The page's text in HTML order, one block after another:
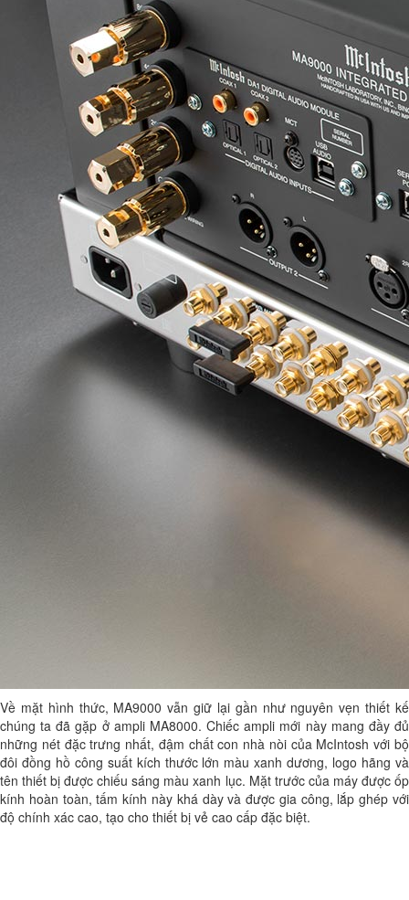
Về mặt hình thức, MA9000 vẫn giữ lại gần như nguyên vẹn thiết kế
chúng ta đã gặp ở ampli MA8000. Chiếc ampli mới này mang đầy đủ
những nét đặc trưng nhất, đậm chất con nhà nòi của McIntosh với bộ
đôi đồng hồ công suất kích thước lớn màu xanh dương, logo hãng và
tên thiết bị được chiếu sáng màu xanh lục. Mặt trước của máy được ốp
kính hoàn toàn, tấm kính này khá dày và được gia công, lắp ghép với
độ chính xác cao, tạo cho thiết bị vẻ cao cấp đặc biệt.